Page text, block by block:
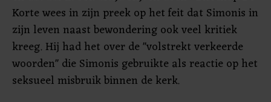
Korte wees in zijn preek op het feit dat Simonis in
zijn leven naast bewondering ook veel kritiek
kreeg. Hij had het over de "volstrekt verkeerde
woorden" die Simonis gebruikte als reactie op het
seksueel misbruik binnen de kerk.